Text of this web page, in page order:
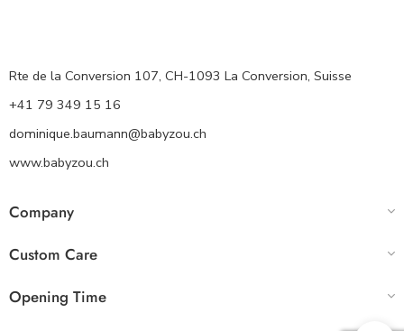
Rte de la Conversion 107, CH-1093 La Conversion, Suisse
+41 79 349 15 16
dominique.baumann@babyzou.ch
www.babyzou.ch
Company
Custom Care
Opening Time